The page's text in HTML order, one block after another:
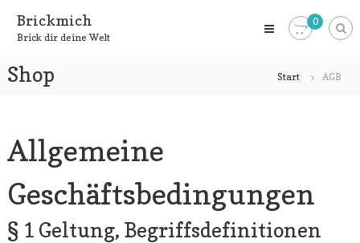
Inhalt
springen
Brickmich
Brick dir deine Welt
0
Shop Start AGB
Allgemeine
Geschäftsbedingungen
§ 1 Geltung, Begriffsdefinitionen